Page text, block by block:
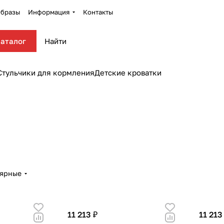
Информация Контакты
для кормленияДетские кроватки
11 213 ₽ 11